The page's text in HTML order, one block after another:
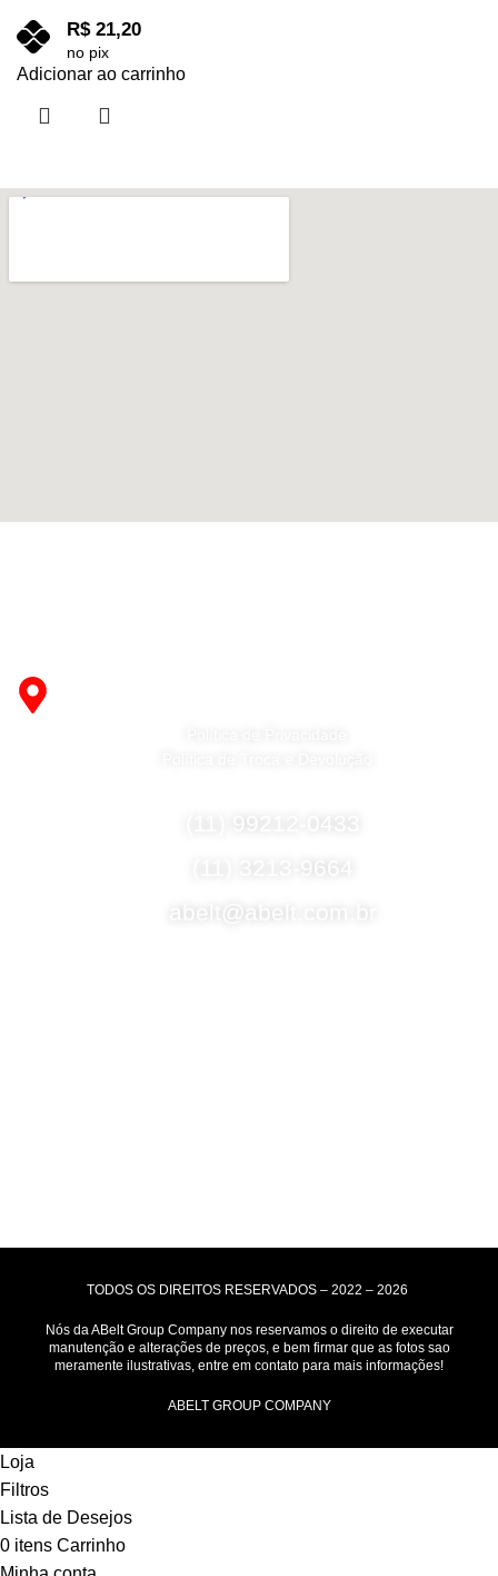
R$21,20
no pix
Adicionar ao carrinho
(11) 3213-9664
abelt@abelt.com.br
TODOS OS DIREITOS RESERVADOS – 2022 – 2026
Nós da ABelt Group Company nos reservamos o direito de executar
manutenção e alterações de preços, e bem firmar que as fotos sao
meramente ilustrativas, entre em contato para mais informações!
ABELT GROUP COMPANY
Loja
Filtros
Lista de Desejos
0 itens Carrinho